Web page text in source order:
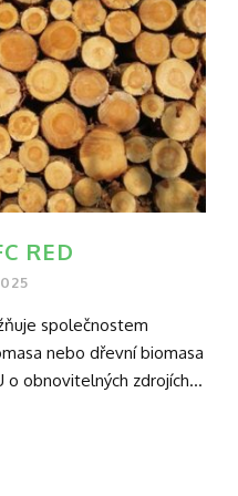
RED
společnostem
nebo dřevní biomasa
o obnovitelných zdrojích...